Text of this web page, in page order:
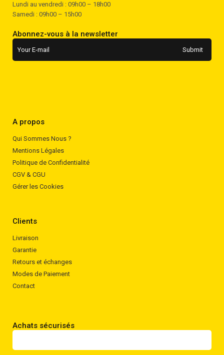
Lundi au vendredi : 09h00 – 18h00
Samedi : 09h00 – 15h00
Abonnez-vous à la newsletter
A propos
Qui Sommes Nous ?
Mentions Légales
Politique de Confidentialité
CGV & CGU
Gérer les Cookies
Clients
Livraison
Garantie
Retours et échanges
Modes de Paiement
Contact
Achats sécurisés